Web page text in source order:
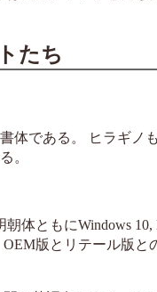
たち
体である。 ヒラギ
。
体ともにWindows
版とリテール版